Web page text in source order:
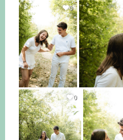
0
0